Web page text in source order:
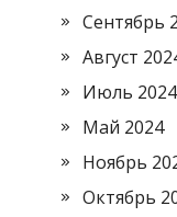
Сентябрь
Август
Июль 2024
Май 2024
Ноябрь
Октябрь